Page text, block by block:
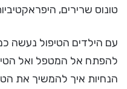
טונוס שרירים,
עם הילדים הטיפול נעשה
להפתח אל המטפל ואל
הנחיות איך להמשיך את